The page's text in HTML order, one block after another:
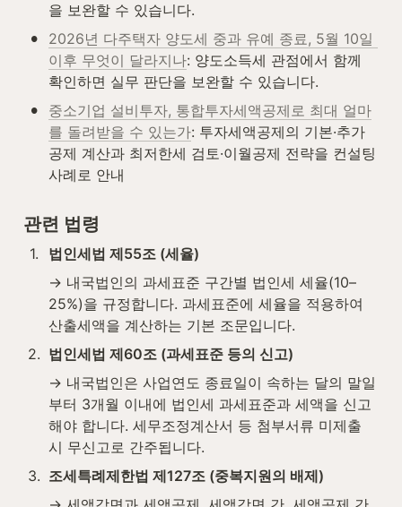
을 보완할 수 있습니다.
•
2026년 다주택자 양도세 중과 유예 종료, 5월 10일
이후 무엇이 달라지나: 양도소득세 관점에서 함께
확인하면 실무 판단을 보완할 수 있습니다.
•
중소기업 설비투자, 통합투자세액공제로 최대 얼마
를 돌려받을 수 있는가: 투자세액공제의 기본·추가
공제 계산과 최저한세 검토·이월공제 전략을 컨설팅
사례로 안내
관련 법령
1.
법인세법 제55조 (세율)
→ 내국법인의 과세표준 구간별 법인세 세율(10–
25%)을 규정합니다. 과세표준에 세율을 적용하여
산출세액을 계산하는 기본 조문입니다.
2. 법인세법 제60조 (과세표준 등의 신고)
→ 내국법인은 사업연도 종료일이 속하는 달의 말일
부터 3개월 이내에 법인세 과세표준과 세액을 신고
해야 합니다. 세무조정계산서 등 첨부서류 미제출
시 무신고로 간주됩니다.
3. 조세특례제한법 제127조 (중복지원의 배제)